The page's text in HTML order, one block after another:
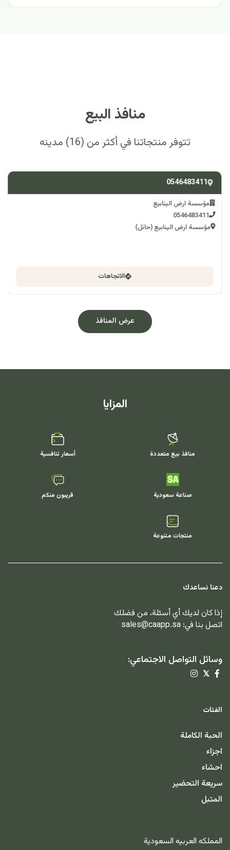
منافذ البيع
تتوفر منتجاتنا في أكثر من (16) مدينه
0546483411
مؤسسة ارض الينابيع
0546483411
مؤسسة ارض الينابيع (حائل)
الاتجاهات
عرض المنافذ
المزايا
منافذ بيع متعددة أسعار تنافسية
صناعة سعودية قريبون منكم
منتجات متنوعة
دعنا نساعدك
إذا كان لديك أي أسئلة، من فضلك
اتصل بنا في: sales@caapp.sa
وسائل التواصل الاجتماعي:
𝕏
الفئات
الحبة الكاملة
اجزاء
احشاء
سريعة التحضير
المتبل
المملكه العربيه السعودية